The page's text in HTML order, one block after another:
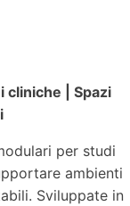
cliniche | Spazi
per studi
ambienti
Sviluppate in